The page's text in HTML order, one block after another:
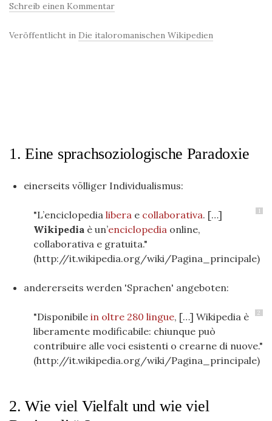
Schreib einen Kommentar
Veröffentlicht in Die italoromanischen Wikipedien
1. Eine sprachsoziologische Paradoxie
einerseits völliger Individualismus:
1
"L’enciclopedia libera e collaborativa. […]
Wikipedia è un’enciclopedia online,
collaborativa e gratuita."
(http://it.wikipedia.org/wiki/Pagina_principale)
andererseits werden 'Sprachen' angeboten:
2
"Disponibile in oltre 280 lingue, […] Wikipedia è
liberamente modificabile: chiunque può
contribuire alle voci esistenti o crearne di nuove."
(http://it.wikipedia.org/wiki/Pagina_principale)
2. Wie viel Vielfalt und wie viel